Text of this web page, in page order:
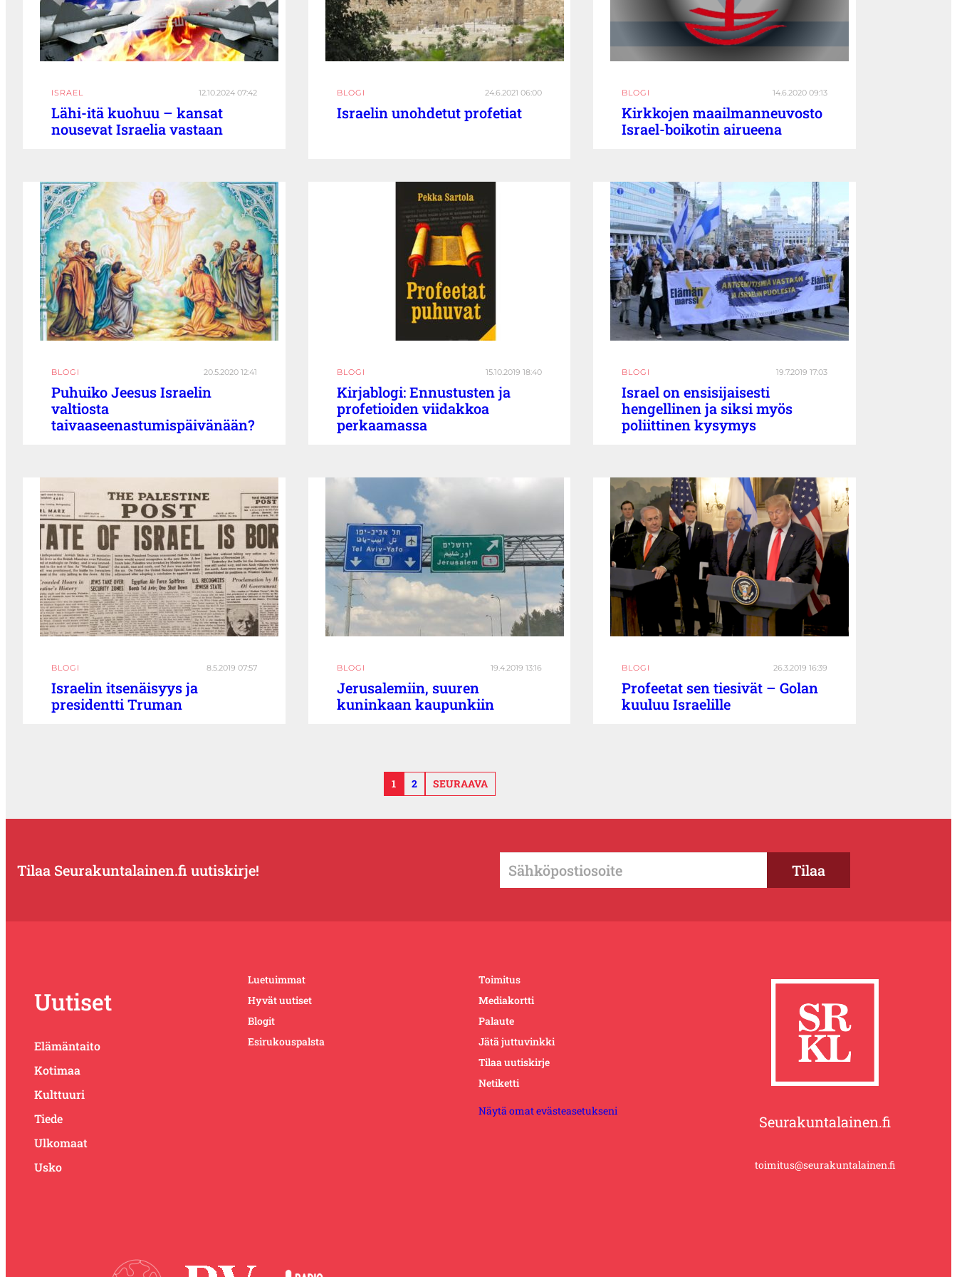
ISRAEL 12.10.2024 07:42
Lähi-itä kuohuu – kansat
nousevat Israelia vastaan
BLOGI 24.6.2021 06:00
Israelin unohdetut profetiat
BLOGI 14.6.2020 09:13
Kirkkojen maailmanneuvosto
Israel-boikotin airueena
BLOGI 20.5.2020 12:41
Puhuiko Jeesus Israelin
valtiosta
taivaaseenastumispäivänään?
BLOGI 15.10.2019 18:40
Kirjablogi: Ennustusten ja
profetioiden viidakkoa
perkaamassa
BLOGI 19.7.2019 17:03
Israel on ensisijaisesti
hengellinen ja siksi myös
poliittinen kysymys
BLOGI 8.5.2019 07:57
Israelin itsenäisyys ja
presidentti Truman
BLOGI 19.4.2019 13:16
Jerusalemiin, suuren
kuninkaan kaupunkiin
BLOGI 26.3.2019 16:39
Profeetat sen tiesivät – Golan
kuuluu Israelille
1 2 SEURAAVA
Tilaa Seurakuntalainen.fi uutiskirje!
Uutiset
Elämäntaito
Kotimaa
Kulttuuri
Tiede
Ulkomaat
Usko
Luetuimmat
Hyvät uutiset
Blogit
Esirukouspalsta
Toimitus
Mediakortti
Palaute
Jätä juttuvinkki
Tilaa uutiskirje
Netiketti
Näytä omat evästeasetukseni
Seurakuntalainen.fi
toimitus@seurakuntalainen.fi